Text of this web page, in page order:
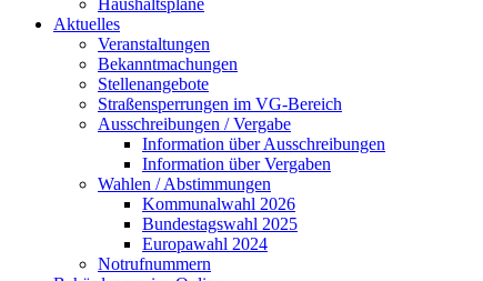
Haushaltspläne
Aktuelles
Veranstaltungen
Bekanntmachungen
Stellenangebote
Straßensperrungen im VG-Bereich
Ausschreibungen / Vergabe
Information über Ausschreibungen
Information über Vergaben
Wahlen / Abstimmungen
Kommunalwahl 2026
Bundestagswahl 2025
Europawahl 2024
Notrufnummern